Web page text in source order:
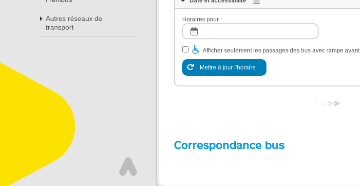
Autres réseaux de
transport
Horaires pour :
Afficher seulement les passages des bus avec rampe avant
Mettre à jour l'horaire
Correspondance bus